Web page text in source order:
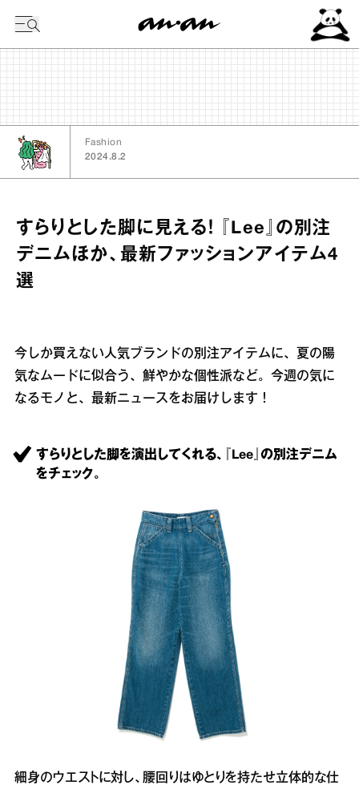
Fashion
2024.8.2
すらりとした脚に見える！ 『Lee』の別注
デニムほか、最新ファッションアイテム4
選
今しか買えない人気ブランドの別注アイテムに、夏の陽
気なムードに似合う、鮮やかな個性派など。今週の気に
なるモノと、最新ニュースをお届けします！
すらりとした脚を演出してくれる、『Lee』の別注デニム
をチェック。
細身のウエストに対し、腰回りはゆとりを持たせ立体的な仕